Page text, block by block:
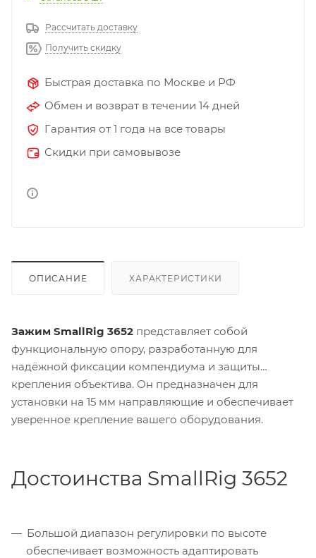
Рассчитать доставку
Получить скидку
Быстрая доставка по Москве и РФ
Обмен и возврат в течении 14 дней
Гарантия от 1 года на все товары
Скидки при самовывозе
ОПИСАНИЕ ХАРАКТЕРИСТИКИ
Зажим SmallRig 3652 представляет собой
функциональную опору, разработанную для
надёжной фиксации компендиума и защиты
крепления объектива. Он предназначен для
установки на 15 мм направляющие и обеспечивает
уверенное крепление вашего оборудования.
Достоинства SmallRig 3652
Большой диапазон регулировки по высоте
обеспечивает возможность адаптировать